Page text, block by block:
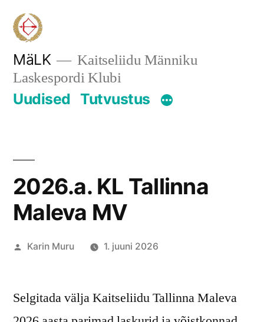
Skip
content
MäLK
Kaitseliidu Männiku
Laskespordi Klubi
Uudised Tutvustus
2026.a. KL Tallinna
Maleva MV
Posted
Karin Muru 1. juuni 2026
Selgitada välja Kaitseliidu Tallinna Maleva